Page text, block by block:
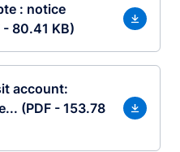
: notice
- 80.41 KB)
account:
(PDF - 153.78